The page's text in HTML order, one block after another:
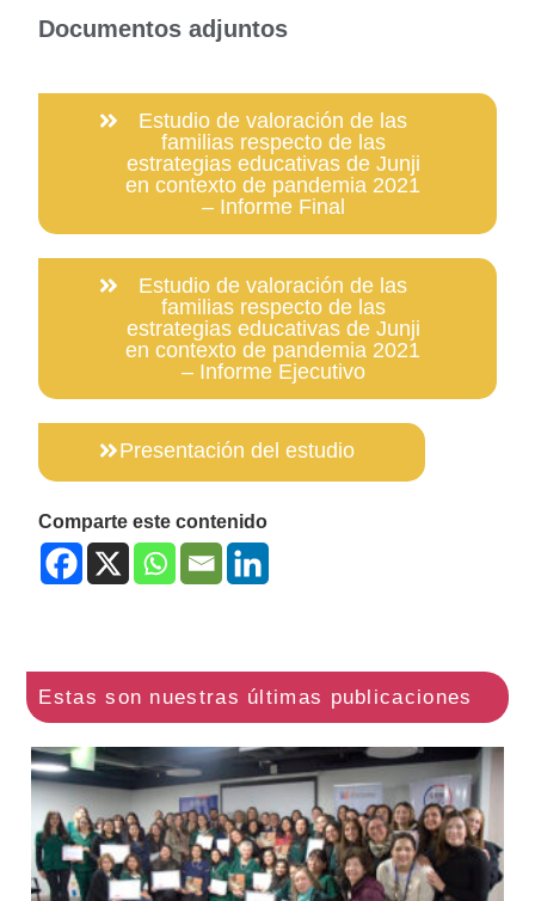
Documentos adjuntos
Estudio de valoración de las
familias respecto de las
estrategias educativas de Junji
en contexto de pandemia 2021
– Informe Final
Estudio de valoración de las
familias respecto de las
estrategias educativas de Junji
en contexto de pandemia 2021
– Informe Ejecutivo
Presentación del estudio
Comparte este contenido